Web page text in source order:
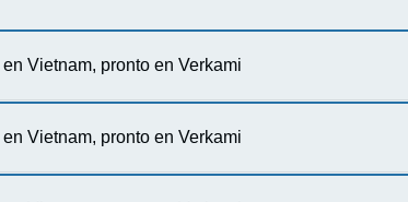
Vietnam, pronto en Verkami
Vietnam, pronto en Verkami